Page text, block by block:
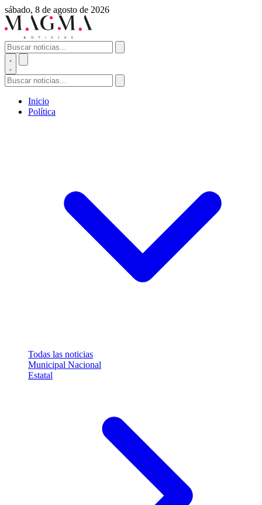
sábado, 8 de agosto de 2026
Inicio
Política
Todas las noticias
Municipal Nacional
Estatal